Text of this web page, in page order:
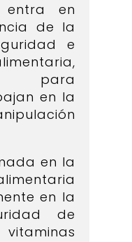
en
de la
e
para
en la
en la
en la
de